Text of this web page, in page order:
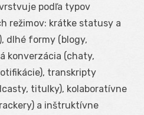
podľa typov
režimov: krátke statusy a
dlhé formy (blogy,
konverzácia (chaty,
transkripty
titulky), kolaboratívne
a inštruktívne